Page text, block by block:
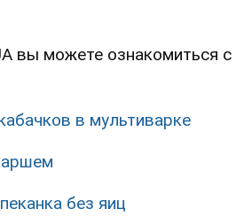
вы можете ознакомиться с
в мультиварке
без яиц